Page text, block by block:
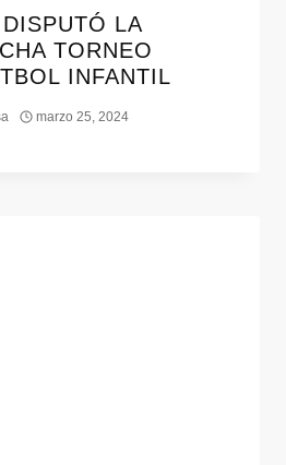
LA
TORNEO
INFANTIL
marzo 25, 2024